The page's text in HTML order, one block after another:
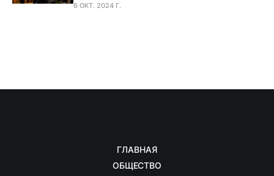
6 ОКТ. 2024 Г.
ГЛАВНАЯ
ОБЩЕСТВО